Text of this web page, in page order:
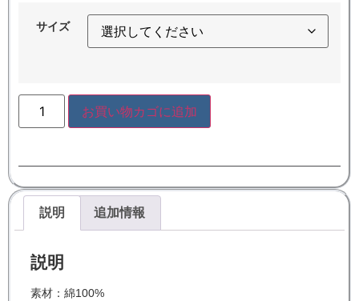
サイズ
お買い物カゴに追加
説明 追加情報
説明
素材：綿100%